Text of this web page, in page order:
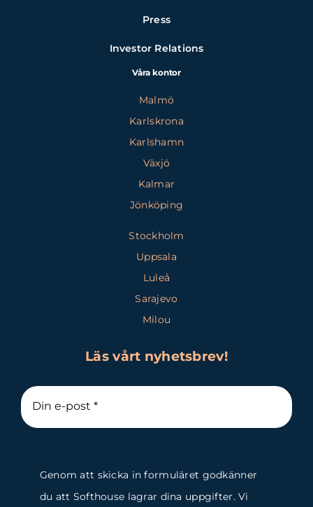
Press
Investor Relations
Våra kontor
Malmö
Karlskrona
Karlshamn
Växjö
Kalmar
Jönköping
Stockholm
Uppsala
Luleå
Sarajevo
Milou
Läs vårt nyhetsbrev!
Genom att skicka in formuläret godkänner
du att Softhouse lagrar dina uppgifter. Vi